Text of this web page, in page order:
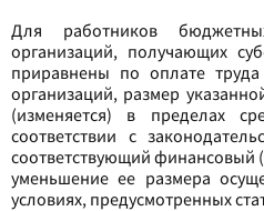
Для работников
организаций, получающих
приравнены по оплате
организаций, размер
(изменяется) в пределах
соответствии с
соответствующий финансовый
уменьшение ее размера
условиях, предусмотренных